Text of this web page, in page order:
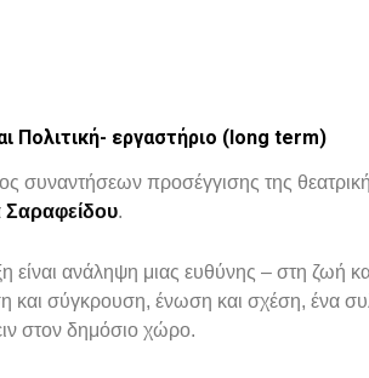
Πολιτική- εργαστήριο (long term)
συναντήσεων προσέγγισης της
Σαραφείδου.
είναι ανάληψη μιας ευθύνης – στη ζωή
και σύγκρουση, ένωση και σχέση, ένα
στον δημόσιο χώρο.